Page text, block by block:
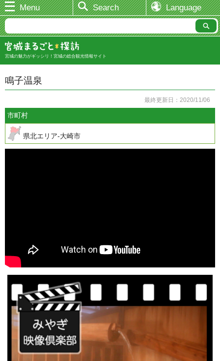
Menu Search Language
宮城の魅力がギッシリ！宮城の総合観光情報サイト
鳴子温泉
最終更新日：2020/11/06
市町村
県北エリア-大崎市